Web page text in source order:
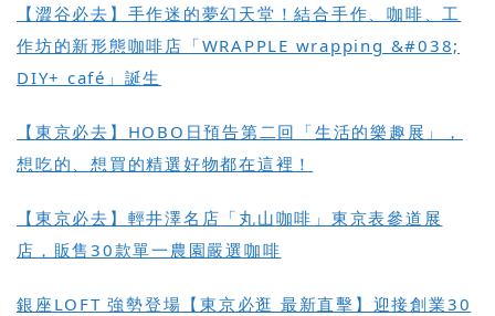
【澀谷必去】手作迷的夢幻天堂！結合手作、咖啡、工
作坊的新形態咖啡店「WRAPPLE wrapping &#038;
DIY+ café」誕生
【東京必去】HOBO日預告第二回「生活的樂趣展」，
想吃的、想買的精選好物都在這裡！
【東京必去】輕井澤名店「丸山咖啡」東京表參道展
店，販售30款單一農園嚴選咖啡
銀座LOFT 強勢登場【東京必逛 最新直擊】迎接創業30